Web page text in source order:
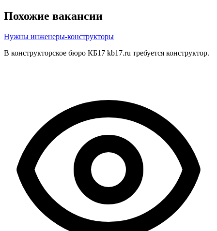
Похожие вакансии
Нужны инженеры-конструкторы
В конструкторское бюро КБ17 kb17.ru требуется конструктор.